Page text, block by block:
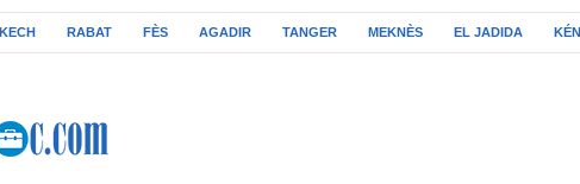
RABAT FÈS AGADIR TANGER MEKNÈS EL JADIDA